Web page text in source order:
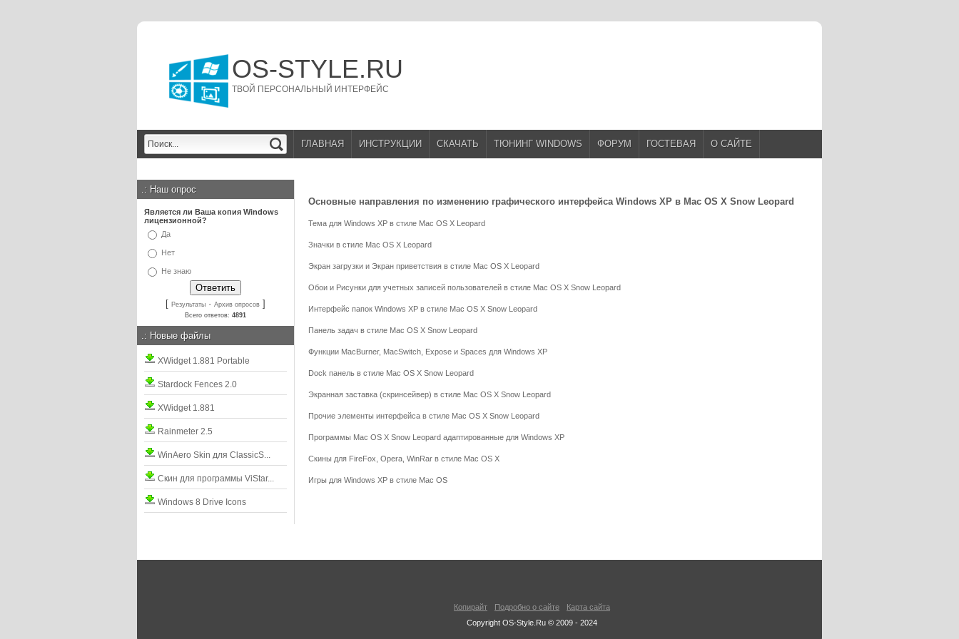
OS-STYLE.RU
ТВОЙ ПЕРСОНАЛЬНЫЙ ИНТЕРФЕЙС
ГЛАВНАЯ ИНСТРУКЦИИ СКАЧАТЬ ТЮНИНГ WINDOWS ФОРУМ ГОСТЕВАЯ О САЙТЕ
.: Наш опрос
Является ли Ваша копия Windows
лицензионной?
Да
Нет
Не знаю
[ Результаты · Архив опросов ]
Всего ответов: 4891
.: Новые файлы
XWidget 1.881 Portable
Stardock Fences 2.0
XWidget 1.881
Rainmeter 2.5
WinAero Skin для ClassicS...
Скин для программы ViStar...
Windows 8 Drive Icons
Основные направления по изменению графического интерфейса Windows XP в Mac OS X Snow Leopard
Тема для Windows XP в стиле Mac OS X Leopard
Значки в стиле Mac OS X Leopard
Экран загрузки и Экран приветствия в стиле Mac OS X Leopard
Обои и Рисунки для учетных записей пользователей в стиле Mac OS X Snow Leopard
Интерфейс папок Windows XP в стиле Mac OS X Snow Leopard
Панель задач в стиле Mac OS X Snow Leopard
Функции MacBurner, MacSwitch, Expose и Spaces для Windows XP
Dock панель в стиле Mac OS X Snow Leopard
Экранная заставка (скринсейвер) в стиле Mac OS X Snow Leopard
Прочие элементы интерфейса в стиле Mac OS X Snow Leopard
Программы Mac OS X Snow Leopard адаптированные для Windows XP
Скины для FireFox, Opera, WinRar в стиле Mac OS X
Игры для Windows XP в стиле Mac OS
Копирайт Подробно о сайте
Карта сайта
Copyright OS-Style.Ru © 2009 - 2024